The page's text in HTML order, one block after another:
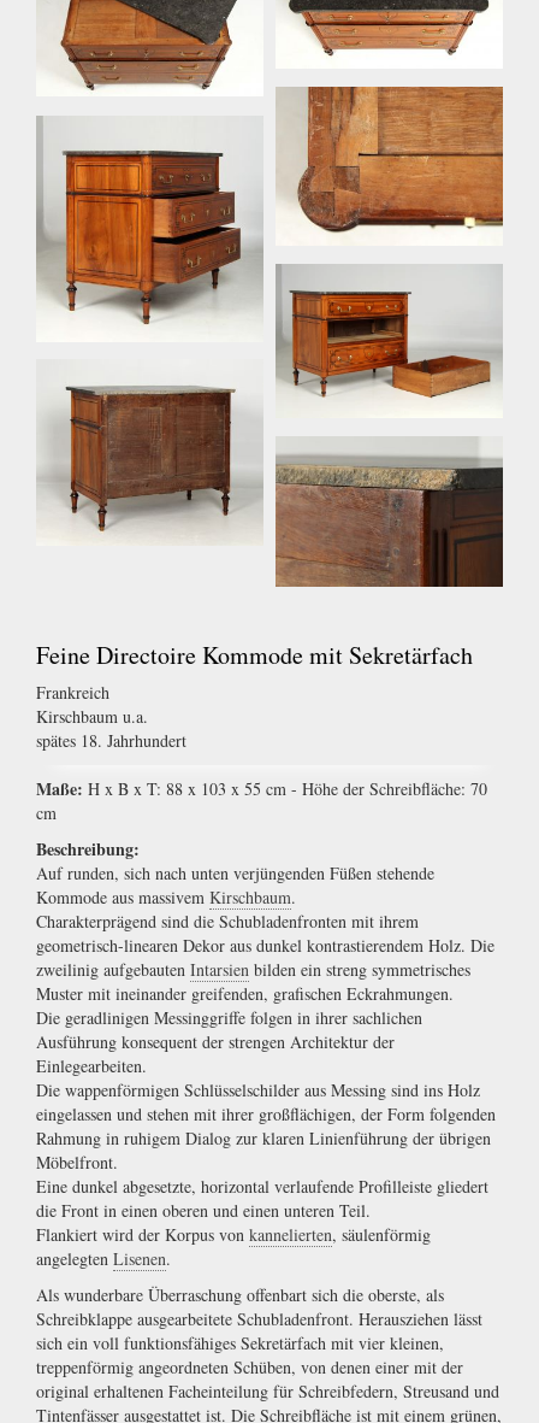
Feine Directoire Kommode mit Sekretärfach
Frankreich
Kirschbaum u.a.
spätes 18. Jahrhundert
Maße: H x B x T: 88 x 103 x 55 cm - Höhe der Schreibfläche: 70
cm
Beschreibung:
Auf runden, sich nach unten verjüngenden Füßen stehende
Kommode aus massivem Kirschbaum.
Charakterprägend sind die Schubladenfronten mit ihrem
geometrisch-linearen Dekor aus dunkel kontrastierendem Holz. Die
zweilinig aufgebauten Intarsien bilden ein streng symmetrisches
Muster mit ineinander greifenden, grafischen Eckrahmungen.
Die geradlinigen Messinggriffe folgen in ihrer sachlichen
Ausführung konsequent der strengen Architektur der
Einlegearbeiten.
Die wappenförmigen Schlüsselschilder aus Messing sind ins Holz
eingelassen und stehen mit ihrer großflächigen, der Form folgenden
Rahmung in ruhigem Dialog zur klaren Linienführung der übrigen
Möbelfront.
Eine dunkel abgesetzte, horizontal verlaufende Profilleiste gliedert
die Front in einen oberen und einen unteren Teil.
Flankiert wird der Korpus von kannelierten, säulenförmig
angelegten Lisenen.
Als wunderbare Überraschung offenbart sich die oberste, als
Schreibklappe ausgearbeitete Schubladenfront. Herausziehen lässt
sich ein voll funktionsfähiges Sekretärfach mit vier kleinen,
treppenförmig angeordneten Schüben, von denen einer mit der
original erhaltenen Facheinteilung für Schreibfedern, Streusand und
Tintenfässer ausgestattet ist. Die Schreibfläche ist mit einem grünen,